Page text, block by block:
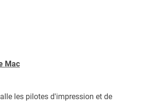
Mac
les pilotes d'impression et de